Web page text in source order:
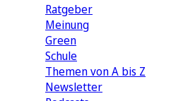
Ratgeber
Meinung
Green
Schule
Themen von A bis Z
Newsletter